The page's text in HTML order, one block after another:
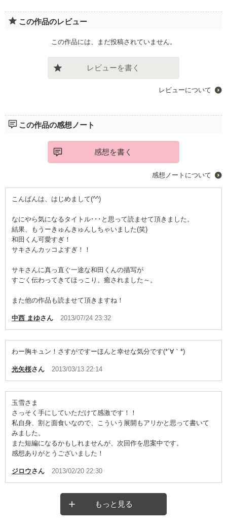
この作品のレビュー
この作品には、まだ投稿されていません。
レビューを書く
レビューについて
この作品の感想ノート
感想を書く
感想ノートについて
こんばんは、はじめまして(^^)
なにやら気になるタイトル･･･と思って読ませて頂きました。
結果、もうーきゅんきゅんしちゃいました(笑)
和田くん可愛すぎ！
サキさんカッコよすぎ！！
サキさんに真っ直ぐ一途な和田くんの描写が
すごく伝わってきてほっこり。癒されました～。
また他の作品も読ませて頂きますね！
中西 まゆさん 2013/07/24 23:32
わー胸キュン！さすがですーほんと幸せな気分です(*´∀｀*)
光矢桜さん 2013/03/13 22:14
玉雪さま
さっそく手にしていただけて感激です！！
私自身、割と面食いなので、こういう展開もアリかと思って書いて
みました。
また短編になるかもしれませんが、次回作を思案中です。
感想ありがとうございました！
ジロウさん 2013/02/20 22:30
もっと見る